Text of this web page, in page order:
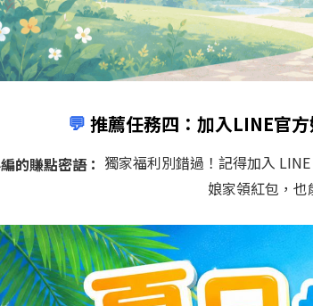
💬推薦任務四：加入LINE官
的賺點密語： 獨家福利別錯過！記得加入
娘家領紅包，也